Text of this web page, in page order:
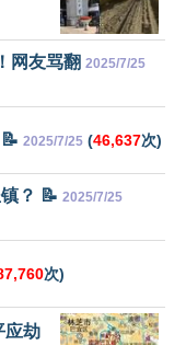
网友骂翻 2025/7/25
2025/7/25 (46,637次)
？ 📝 2025/7/25
次)
应劫